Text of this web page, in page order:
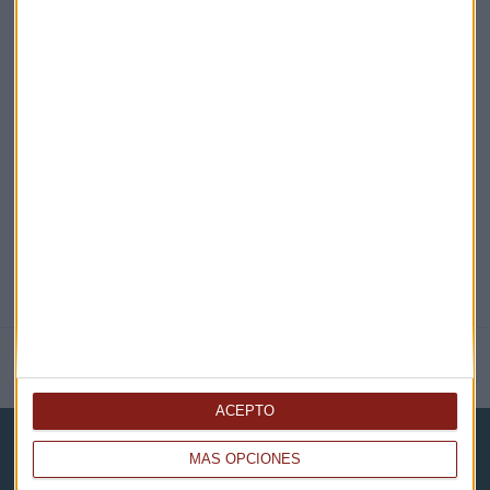
MÁS OPCIONES
ACEPTO
NOTICIAS RELACIONADAS